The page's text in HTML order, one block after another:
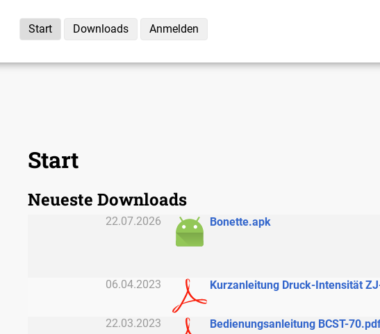
Start Downloads Anmelden
Start
Neueste Downloads
22.07.2026 Bonette.apk
06.04.2023 Kurzanleitung Druck-Intensität
22.03.2023 Bedienungsanleitung BCST-